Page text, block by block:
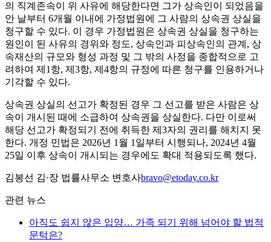
의 직계존속이 위 사유에 해당한다면 그가 상속인이 되었음을
안 날부터 6개월 이내에 가정법원에 그 사람의 상속권 상실을
청구할 수 있다. 이 경우 가정법원은 상속권 상실을 청구하는
원인이 된 사유의 경위와 정도, 상속인과 피상속인의 관계, 상
속재산의 규모와 형성 과정 및 그 밖의 사정을 종합적으로 고
려하여 제1항, 제3항, 제4항의 규정에 따른 청구를 인용하거나
기각할 수 있다.
상속권 상실의 선고가 확정된 경우 그 선고를 받은 사람은 상
속이 개시된 때에 소급하여 상속권을 상실한다. 다만 이로써
해당 선고가 확정되기 전에 취득한 제3자의 권리를 해치지 못
한다. 개정 민법은 2026년 1월 1일부터 시행되나, 2024년 4월
25일 이후 상속이 개시되는 경우에도 확대 적용되도록 했다.
김봉선 김·장 법률사무소 변호사bravo@etoday.co.kr
관련 뉴스
아직도 쉽지 않은 입양… 가족 되기 위해 넘어야 할 법적
문턱은?